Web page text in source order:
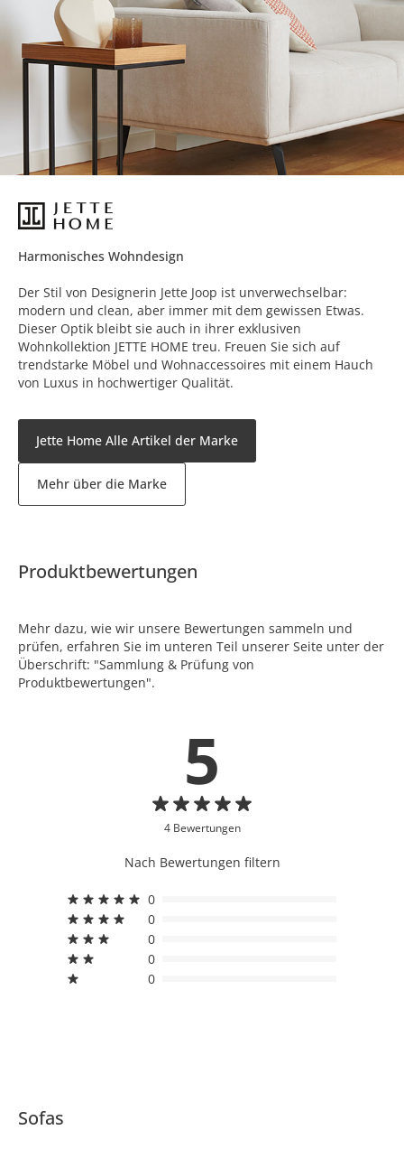
Harmonisches Wohndesign
Der Stil von Designerin Jette Joop ist unverwechselbar:
modern und clean, aber immer mit dem gewissen Etwas.
Dieser Optik bleibt sie auch in ihrer exklusiven
Wohnkollektion JETTE HOME treu. Freuen Sie sich auf
trendstarke Möbel und Wohnaccessoires mit einem Hauch
von Luxus in hochwertiger Qualität.
Jette Home Alle Artikel der Marke
Mehr über die Marke
Produktbewertungen
Mehr dazu, wie wir unsere Bewertungen sammeln und
prüfen, erfahren Sie im unteren Teil unserer Seite unter der
Überschrift: "Sammlung & Prüfung von
Produktbewertungen".
5
4 Bewertungen
Nach Bewertungen filtern
0
0
0
0
0
Sofas